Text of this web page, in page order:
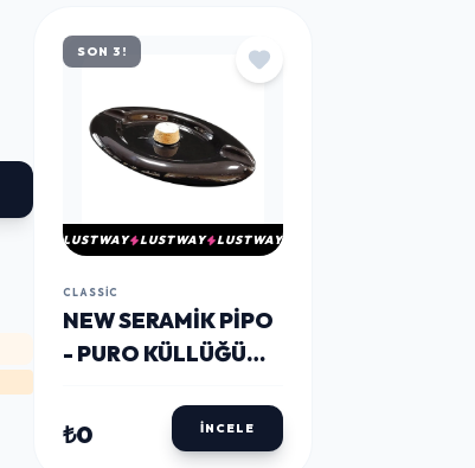
SON 3!
LUSTWAY LUSTWAY LUSTWAY
CLASSIC
NEW SERAMIK PIPO
- PURO KÜLLÜĞÜ
₺0 İNCELE